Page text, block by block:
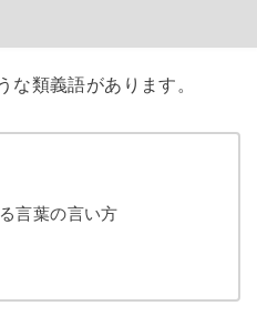
な類義語があります。
言葉の言い方